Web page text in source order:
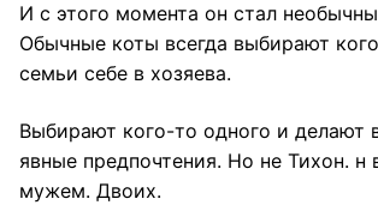
И с этого момента он стал
Обычные коты всегда выбирают
семьи себе в хозяева.
Выбирают кого-то одного и делают
явные предпочтения. Но не Тихон. н
мужем. Двоих.